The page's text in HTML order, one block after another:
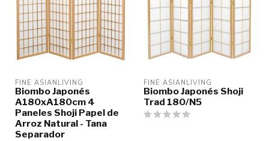
FINE ASIANLIVING
Biombo Japonés
A180xA180cm 4
Paneles Shoji Papel de
Arroz Natural - Tana
Separador
FINE ASIANLIVING
Biombo Japonés Shoji
Trad 180/N5